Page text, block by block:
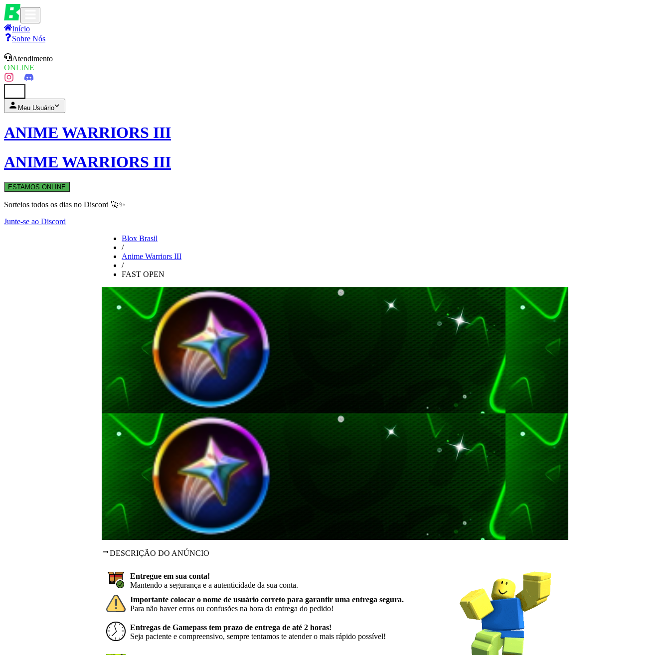
Início
Sobre Nós
Atendimento
ONLINE
Meu Usuário
ANIME WARRIORS III
ANIME WARRIORS III
ESTAMOS ONLINE
Sorteios todos os dias no Discord 🚀✨
Junte-se ao Discord
Blox Brasil
/
Anime Warriors III
/
FAST OPEN
DESCRIÇÃO DO ANÚNCIO
Entregue em sua conta!
Mantendo a segurança e a autenticidade da sua conta.
Importante colocar o nome de usuário correto para garantir uma entrega segura.
Para não haver erros ou confusões na hora da entrega do pedido!
Entregas de Gamepass tem prazo de entrega de até 2 horas!
Seja paciente e compreensivo, sempre tentamos te atender o mais rápido possível!